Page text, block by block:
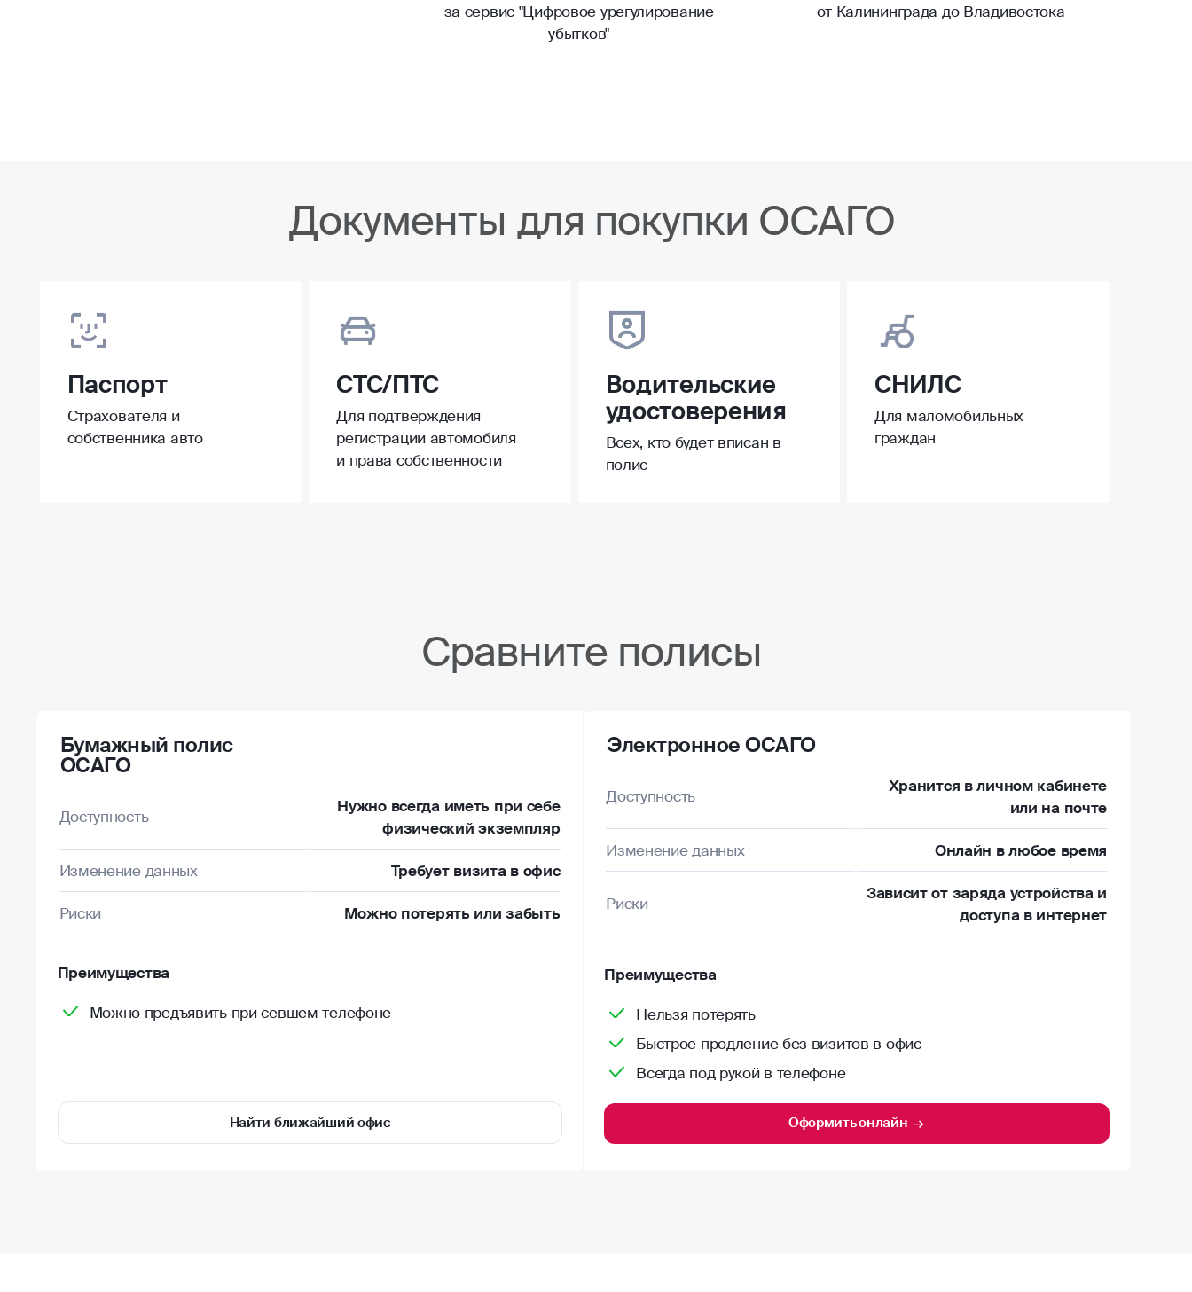
за сервис "Цифровое урегулирование
убытков"
от Калининграда до Владивостока
Документы для покупки ОСАГО
Паспорт
Страхователя и
собственника авто
СТС/ПТС
Для подтверждения
регистрации автомобиля
и права собственности
Водительские
удостоверения
Всех, кто будет вписан в
полис
СНИЛС
Для маломобильных
граждан
Сравните полисы
Бумажный полис
ОСАГО
Доступность
Нужно всегда иметь при себе
физический экземпляр
Изменение данных Требует визита в офис
Риски Можно потерять или забыть
Преимущества
Можно предъявить при севшем телефоне
Найти ближайший офис
Электронное ОСАГО
Доступность
Хранится в личном кабинете
или на почте
Изменение данных Онлайн в любое время
Риски
Зависит от заряда устройства и
доступа в интернет
Преимущества
Нельзя потерять
Быстрое продление без визитов в офис
Всегда под рукой в телефоне
Оформить онлайн